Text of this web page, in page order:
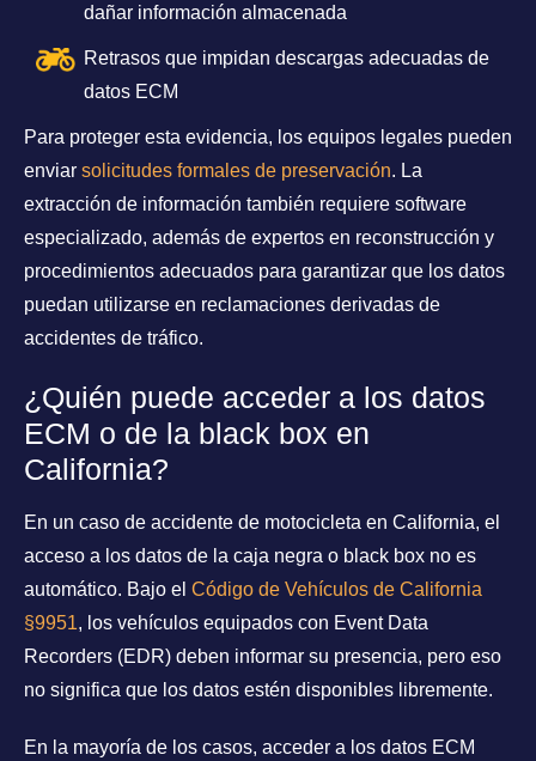
dañar información almacenada
Retrasos que impidan descargas adecuadas de
datos ECM
Para proteger esta evidencia, los equipos legales pueden
enviar solicitudes formales de preservación. La
extracción de información también requiere software
especializado, además de expertos en reconstrucción y
procedimientos adecuados para garantizar que los datos
puedan utilizarse en reclamaciones derivadas de
accidentes de tráfico.
¿Quién puede acceder a los datos
ECM o de la black box en
California?
En un caso de accidente de motocicleta en California, el
acceso a los datos de la caja negra o black box no es
automático. Bajo el Código de Vehículos de California
§9951, los vehículos equipados con Event Data
Recorders (EDR) deben informar su presencia, pero eso
no significa que los datos estén disponibles libremente.
En la mayoría de los casos, acceder a los datos ECM